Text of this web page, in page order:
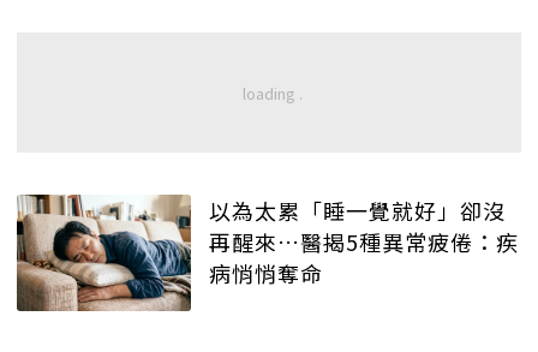
以為太累「睡一覺就好」卻沒
再醒來…醫揭5種異常疲倦：疾
病悄悄奪命